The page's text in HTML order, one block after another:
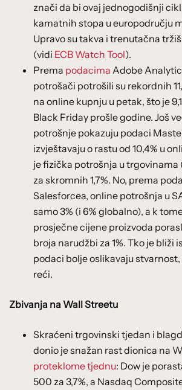
znači da bi ovaj jednogodišnji
kamatnih stopa u europodručju
Upravo su takva i trenutačna
(vidi ECB Watch Tool).
Prema podacima Adobe
potrošači potrošili su rekordnih
na online kupnju u petak, što je
Black Friday prošle godine. Još
potrošnje pokazuju podaci
izvještavaju o rastu od 10,4% u
je fizička potrošnja u trgovinama
za skromnih 1,7%. No, prema
Salesforcea, online potrošnja u
samo 3% (i 6% globalno), a k
prosječne cijene proizvoda
broja narudžbi za 1%. Tko je bliži
podaci bolje oslikavaju stvarnost,
reći.
Zbivanja na Wall Streetu
Skraćeni trgovinski tjedan i
donio je snažan rast dionica na
proteklome tjednu: Dow je
500 za 3,7%, a Nasdaq